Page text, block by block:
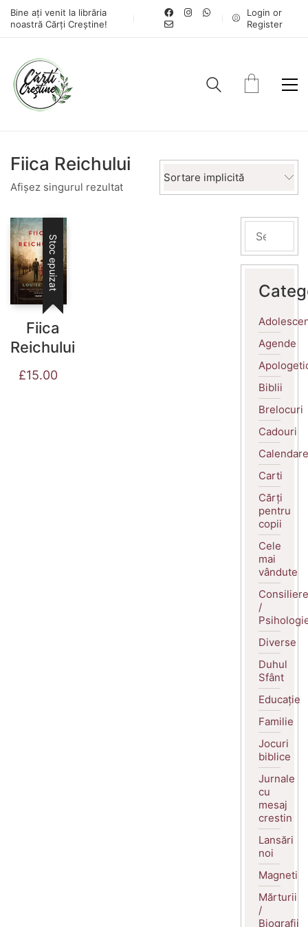
Bine ați venit la librăria
noastră Cărți Creștine!
Login or
Register
Fiica Reichului
Afișez singurul rezultat
Sortare implicită
Stoc epuizat
Fiica
Reichului
£15.00
Agende
Biblii
Brelocuri
Cadouri
Calendare
Carti
Cărți
pentru
copii
Cele
mai
vândute
Consiliere
/
Diverse
Duhul
Sfânt
Educație
Familie
Jocuri
biblice
Jurnale
cu
mesaj
crestin
Lansări
noi
Magneti
Mărturii
/
Biografii